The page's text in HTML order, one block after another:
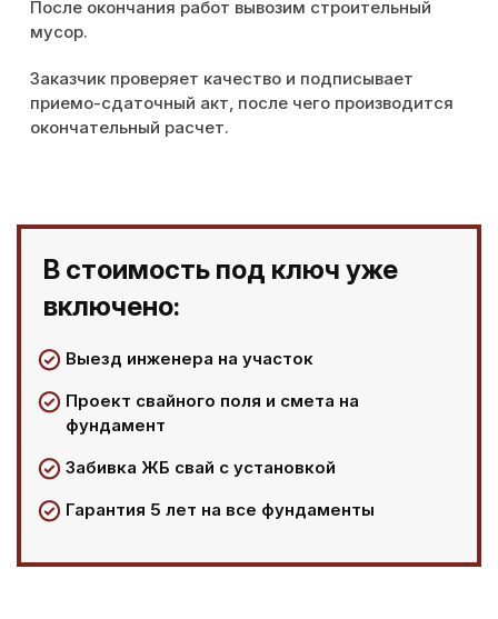
После окончания работ вывозим строительный
мусор.
Заказчик проверяет качество и подписывает
приемо-сдаточный акт, после чего производится
окончательный расчет.
В стоимость под ключ уже
включено:
Выезд инженера на участок
Проект свайного поля и смета на
фундамент
Забивка ЖБ свай с установкой
Гарантия 5 лет на все фундаменты